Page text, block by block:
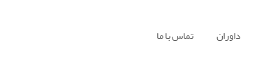
داوران تماس با ما